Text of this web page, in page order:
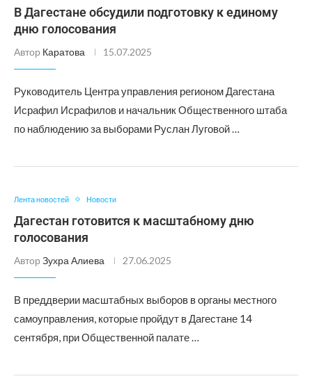
В Дагестане обсудили подготовку к единому
дню голосования
Автор Каратова 15.07.2025
Руководитель Центра управления регионом Дагестана
Исрафил Исрафилов и начальник Общественного штаба
по наблюдению за выборами Руслан Луговой …
Лента новостей Новости
Дагестан готовится к масштабному дню
голосования
Автор Зухра Алиева 27.06.2025
В преддверии масштабных выборов в органы местного
самоуправления, которые пройдут в Дагестане 14
сентября, при Общественной палате …